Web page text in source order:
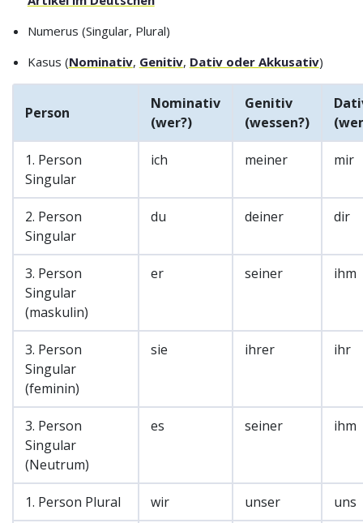
Numerus (Singular, Plural)
Kasus (Nominativ, Genitiv, Dativ oder Akkusativ)
Person
Nominativ
(wer?)
Genitiv
(wessen?)
1. Person
Singular
ich meiner mir
2. Person
Singular
du deiner dir
3. Person
Singular
(maskulin)
er seiner ihm
3. Person
Singular
(feminin)
sie ihrer ihr
3. Person
Singular
(Neutrum)
es seiner ihm
1. Person Plural wir unser uns